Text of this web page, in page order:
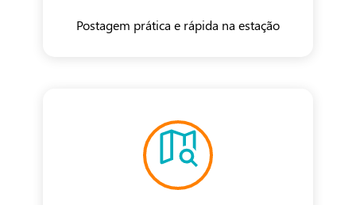
Postagem prática e rápida na estação